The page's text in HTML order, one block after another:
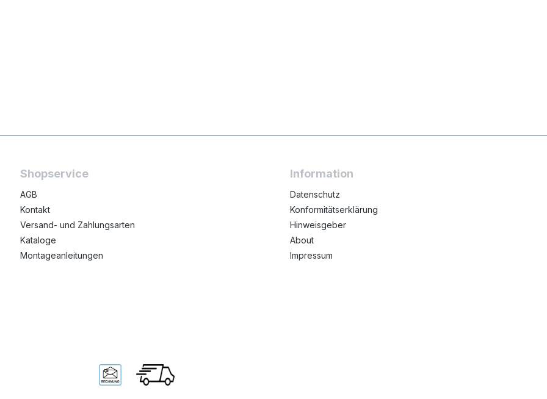
Shopservice
AGB
Kontakt
Versand- und Zahlungsarten
Kataloge
Montageanleitungen
Information
Datenschutz
Konformitätserklärung
Hinweisgeber
About
Impressum